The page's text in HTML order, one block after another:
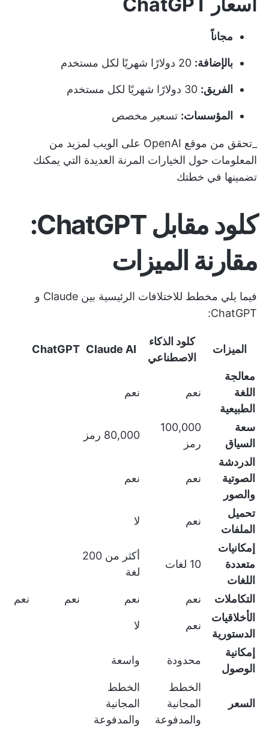
مجاناً
بالإضافة:
الفريق:
المؤسسات: تسعير مخصص
_تحقق من موقع OpenAI على الويب لمزيد من
المعلومات حول الخيارات المرنة العديدة التي يمكنك
تضمينها في خطتك
كلود مقابل ChatGPT:
مقارنة الميزات
فيما يلي مخطط للاختلافات الرئيسية بين Claude و
ChatGPT:
الميزات
كلود الذكاء
الاصطناعي
Claude AI
ChatGPT
معالجة
اللغة
الطبيعية
نعم نعم
سعة
السياق
100,000
رمز
80,000 رمز
الدردشة
الصوتية
والصور
نعم نعم
تحميل
الملفات
نعم لا
إمكانيات
متعددة
اللغات
10 لغات
أكثر من 200
لغة
التكاملات نعم نعم نعم
نعم
الأخلاقيات
الدستورية
نعم لا
إمكانية
الوصول
محدودة واسعة
السعر
الخطط
المجانية
والمدفوعة
الخطط
المجانية
والمدفوعة